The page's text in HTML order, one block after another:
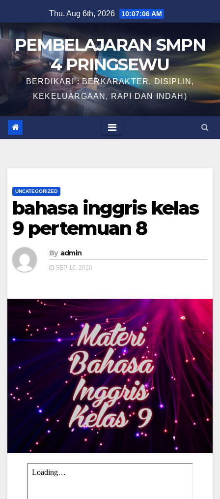
to
content
Thu. Aug 6th, 2026 10:07:07 AM
PEMBELAJARAN SMPN
4 PRINGSEWU
BERDIKARI : BERKARAKTER, DISIPLIN,
KEKELUARGAAN, RAPI DAN INDAH)
UNCATEGORIZED
bahasa inggris kelas
9 pertemuan 8
By admin
SEP 16, 2020